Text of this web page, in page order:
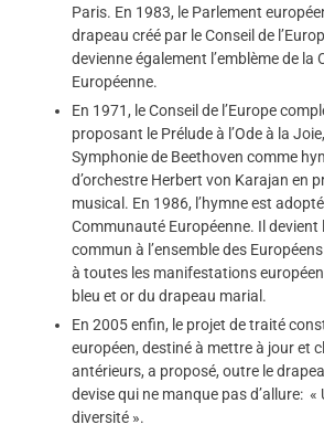
Paris. En 1983, le Parlement
drapeau créé par le Conseil de
devienne également l’emblème de la
Européenne.
En 1971, le Conseil de l’Europe
proposant le Prélude à l’Ode à la
Symphonie de Beethoven comme
d’orchestre Herbert von Karajan en
musical. En 1986, l’hymne est
Communauté Européenne. Il devient
commun à l’ensemble des
à toutes les manifestations
bleu et or du drapeau marial.
En 2005 enfin, le projet de traité
européen, destiné à mettre à jour et
antérieurs, a proposé, outre le
devise qui ne manque pas d’allure: «
diversité ».